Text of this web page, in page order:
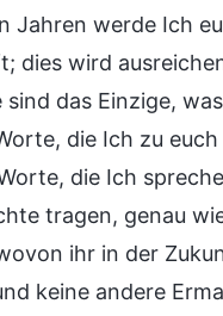
werde Ich
dies wird
das Einzige,
die Ich zu
die Ich
tragen, genau
ihr in der
keine andere